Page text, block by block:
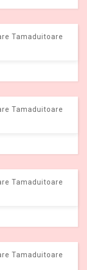
Tamaduitoare
Tamaduitoare
Tamaduitoare
Tamaduitoare